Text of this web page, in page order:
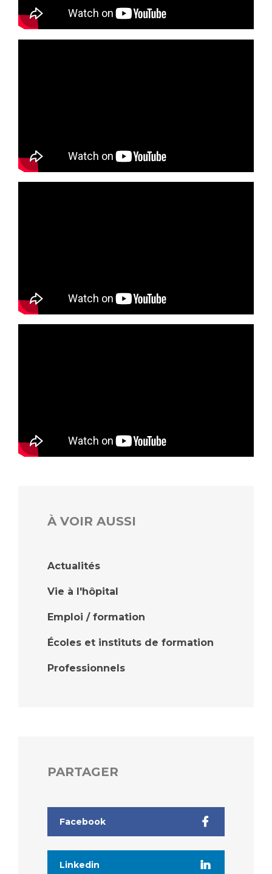
Qualité
Sécurité
Documents utiles
À VOIR AUSSI
Actualités
Vie à l'hôpital
Emploi / formation
Écoles et instituts de formation
Professionnels
PARTAGER
Facebook
Linkedin